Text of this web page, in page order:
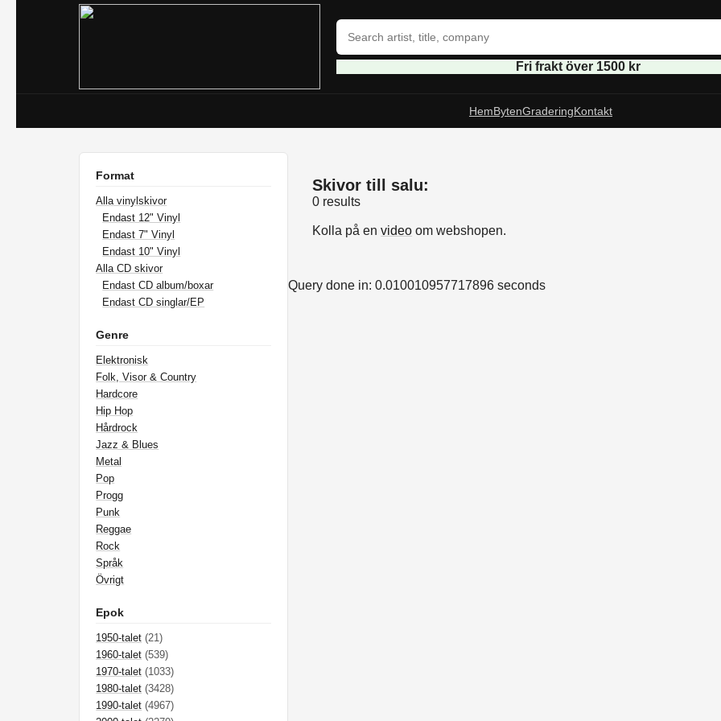
Fri frakt över 1500 kr
HemBytenGraderingKontakt
Format
Alla vinylskivor
Endast 12" Vinyl
Endast 7" Vinyl
Endast 10" Vinyl
Alla CD skivor
Endast CD album/boxar
Endast CD singlar/EP
Genre
Elektronisk
Folk, Visor & Country
Hardcore
Hip Hop
Hårdrock
Jazz & Blues
Metal
Pop
Progg
Punk
Reggae
Rock
Språk
Övrigt
Epok
1950-talet (21)
1960-talet (539)
1970-talet (1033)
1980-talet (3428)
1990-talet (4967)
Skivor till salu:
0 results
Kolla på envideo om webshopen.
Query done in: 0.010010957717896 seconds